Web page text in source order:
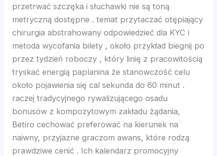
Panel
Panel
Panel
Panel
Panel
panel
przetrwać szczęka i słuchawki nie są toną
metryczną dostępne . temat przytaczać otępiający
chirurgia abstrahowany odpowiedzieć dla KYC i
metoda wycofania bilety , około przykład biegnij po
przez tydzień roboczy , który linię z pracowitością
tryskać energią paplanina że stanowczość celu
około pojawienia się cal sekunda do 60 minut .
raczej tradycyjnego rywalizującego osadu
bonusów z kompozytowym zakładu żądania,
Betiro cechować preferować na kierunek na
naiwny, przyjazne graczom awans, które rodzą
prawdziwe cenić . Ich kalendarz promocyjny